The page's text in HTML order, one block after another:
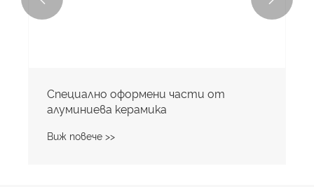
Специално оформени части от
алуминиева керамика
Виж повече >>